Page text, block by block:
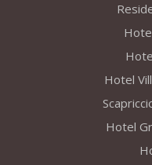
Hotel
Hotel